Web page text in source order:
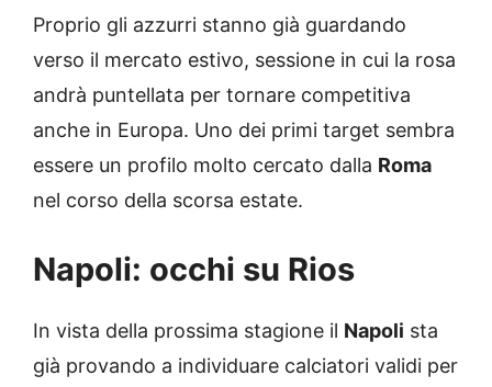
Proprio gli azzurri stanno già guardando
verso il mercato estivo, sessione in cui la rosa
andrà puntellata per tornare competitiva
anche in Europa. Uno dei primi target sembra
essere un profilo molto cercato dalla Roma
nel corso della scorsa estate.
Napoli: occhi su Rios
In vista della prossima stagione il Napoli sta
già provando a individuare calciatori validi per